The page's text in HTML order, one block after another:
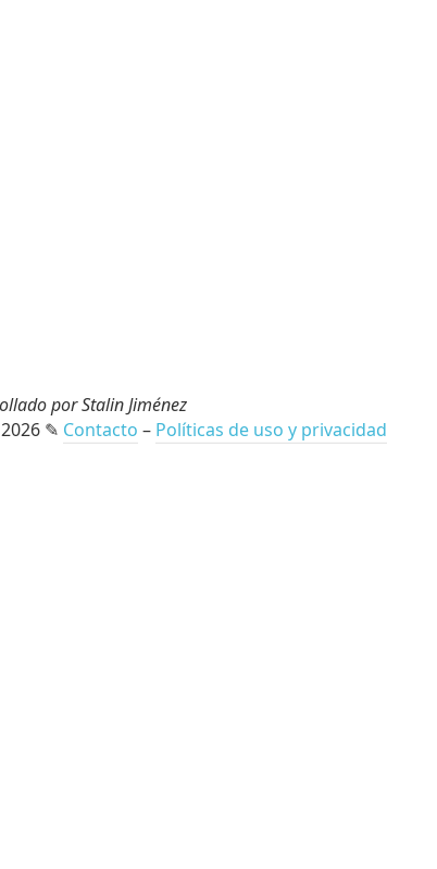
por Stalin Jiménez
✎ Contacto – Políticas de uso y privacidad